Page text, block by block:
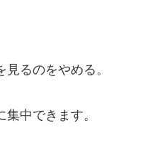
るのをやめる。
中できます。